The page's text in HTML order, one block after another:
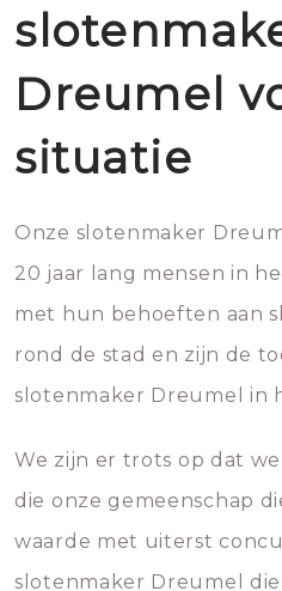
Dreumel
situatie
Onze slotenmaker
20 jaar lang mensen in
met hun behoeften aan
rond de stad en zijn de
slotenmaker Dreumel in
We zijn er trots op dat
die onze gemeenschap
waarde met uiterst
slotenmaker Dreumel